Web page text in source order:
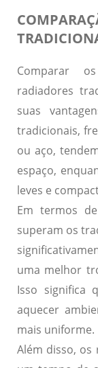
Comparar
radiadores
suas
tradicionais,
ou aço,
espaço,
leves e
Em termos de
superam os
uma melhor
Isso significa
aquecer
mais uniforme.
Além disso,